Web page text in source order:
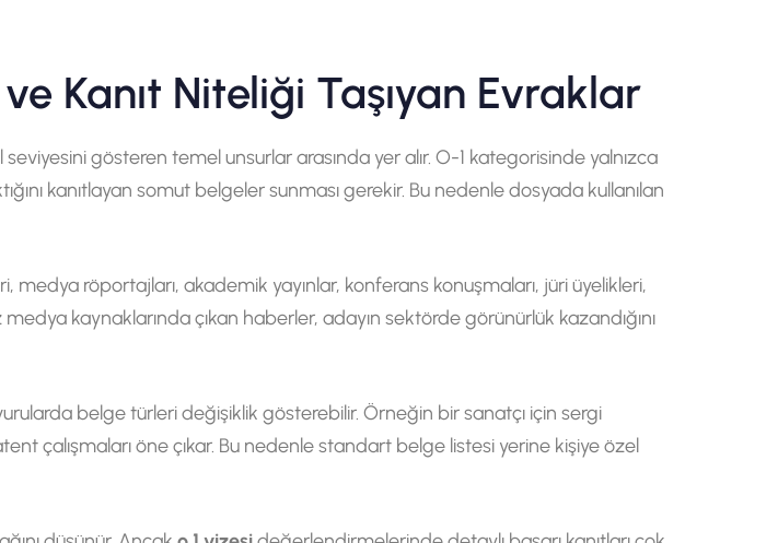
Kanıt Niteliği Taşıyan Evraklar
gösteren temel unsurlar arasında yer alır. O-1 kategorisinde yalnızca
kanıtlayan somut belgeler sunması gerekir. Bu nedenle dosyada kullanılan
medya röportajları, akademik yayınlar, konferans konuşmaları, jüri üyelikleri,
kaynaklarında çıkan haberler, adayın sektörde görünürlük kazandığını
belge türleri değişiklik gösterebilir. Örneğin bir sanatçı için sergi
çalışmaları öne çıkar. Bu nedenle standart belge listesi yerine kişiye özel